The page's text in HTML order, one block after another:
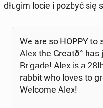
długim locie i pozbyć się
We are so HOPPY to
Alex the Gre­atð°
Brigade! Alex is a
rabbit who loves to
Welcome Alex!